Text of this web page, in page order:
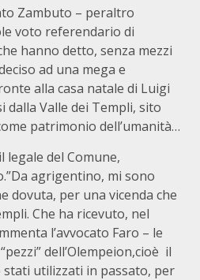
Zambuto – peraltro
voto referendario di
hanno detto, senza mezzi
ad una mega e
alla casa natale di Luigi
dalla Valle dei Templi, sito
patrimonio dell’umanità…
legale del Comune,
agrigentino, mi sono
dovuta, per una vicenda che
Che ha ricevuto, nel
l’avvocato Faro – le
dell’Olempeion,cioè il
utilizzati in passato, per